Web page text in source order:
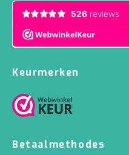
Keurmerken
Betaalmethodes